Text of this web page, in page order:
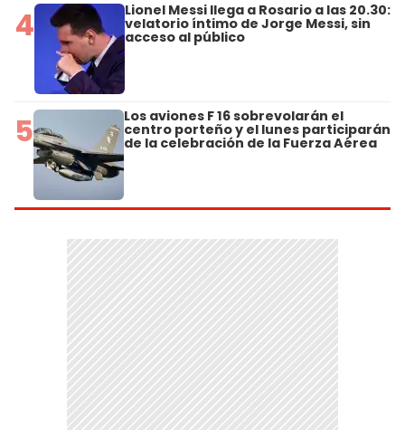
4 Lionel Messi llega a Rosario a las 20.30:
velatorio íntimo de Jorge Messi, sin
acceso al público
5 Los aviones F 16 sobrevolarán el
centro porteño y el lunes participarán
de la celebración de la Fuerza Aérea